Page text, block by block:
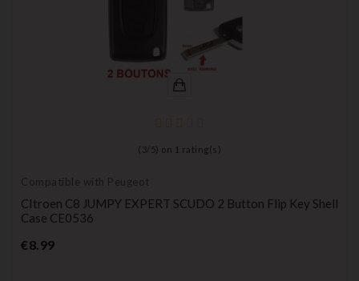
( 3/ 5) on 1 rating(s)
Compatible with Peugeot
CItroen C8 JUMPY EXPERT SCUDO 2 Button Flip Key Shell
Case CE0536
€8.99Price